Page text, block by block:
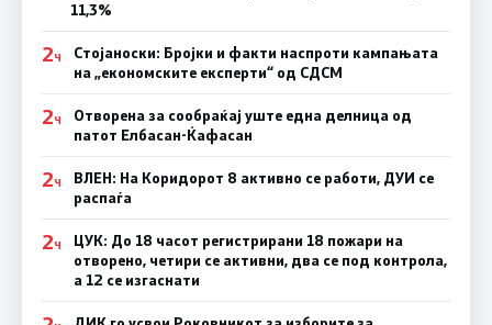
11,3%
2Ч
Стојаноски: Бројки и факти наспроти кампањата
на „економските експерти“ од СДСM
2Ч
Отворена за сообраќај уште една делница од
патот Елбасан-Ќафасан
2Ч
ВЛЕН: На Коридорот 8 активно се работи, ДУИ се
распаѓа
2Ч
ЦУК: До 18 часот регистрирани 18 пожари на
отворено, четири се активни, два се под контрола,
а 12 се изгаснати